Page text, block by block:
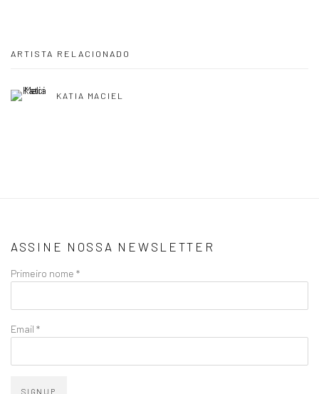
ARTISTA RELACIONADO
KATIA MACIEL
ASSINE NOSSA NEWSLETTER
Primeiro nome *
Email *
SIGNUP